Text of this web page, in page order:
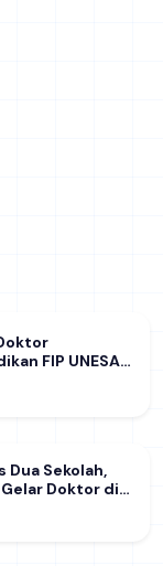
FIP UNESA
Dua Sekolah,
Doktor di
Manajemen